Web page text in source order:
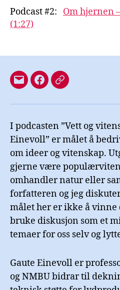
Podcast #2: Om hjernen
(1:27)
Mail Facebook-
Libsyn
I podcasten ”Vett og
Einevoll” er målet å
om ideer og vitenskap.
gjerne være
omhandler natur eller
forfatteren og jeg
målet her er ikke å vinne
bruke diskusjon som et
temaer for oss selv og
Gaute Einevoll er
og NMBU bidrar til